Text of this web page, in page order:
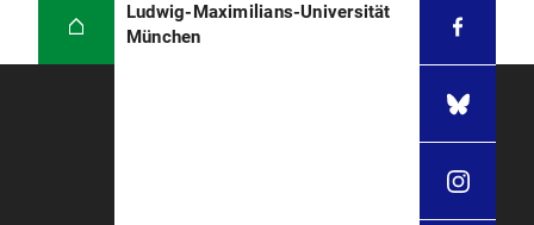
Ludwig-Maximilians-Universität
München